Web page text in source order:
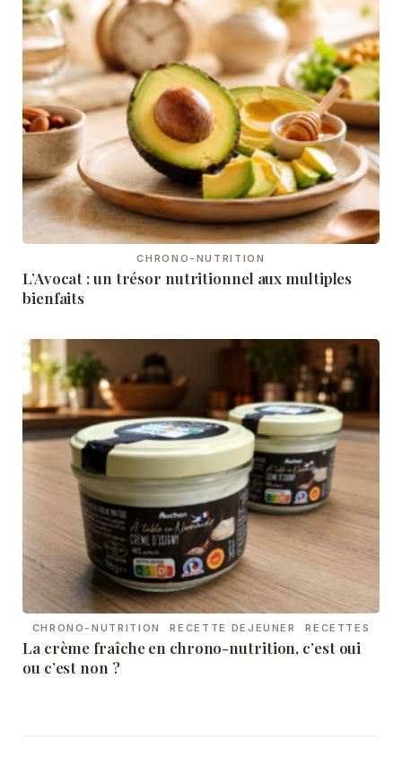
CHRONO-NUTRITION
L’Avocat : un trésor nutritionnel aux multiples
bienfaits
CHRONO-NUTRITION RECETTE DEJEUNER RECETTES
La crème fraîche en chrono-nutrition, c’est oui
ou c’est non ?